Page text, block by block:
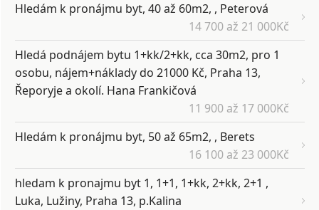
Hledám k pronájmu byt, 40 až 60m2, , Peterová
14 700 až 21 000Kč
Hledá podnájem bytu 1+kk/2+kk, cca 30m2, pro 1
osobu, nájem+náklady do 21000 Kč, Praha 13,
Řeporyje a okolí. Hana Frankičová
11 900 až 17 000Kč
Hledám k pronájmu byt, 50 až 65m2, , Berets
16 100 až 23 000Kč
hledam k pronajmu byt 1, 1+1, 1+kk, 2+kk, 2+1 ,
Luka, Lužiny, Praha 13, p.Kalina